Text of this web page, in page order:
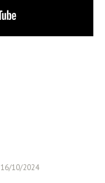
16/10/2024